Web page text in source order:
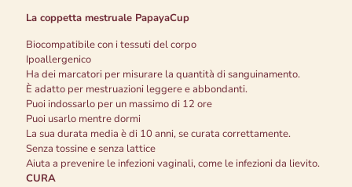
La coppetta mestruale PapayaCup
Biocompatibile con i tessuti del corpo
Ipoallergenico
Ha dei marcatori per misurare la quantità di sanguinamento.
È adatto per mestruazioni leggere e abbondanti.
Puoi indossarlo per un massimo di 12 ore
Puoi usarlo mentre dormi
La sua durata media è di 10 anni, se curata correttamente.
Senza tossine e senza lattice
Aiuta a prevenire le infezioni vaginali, come le infezioni da lievito.
CURA